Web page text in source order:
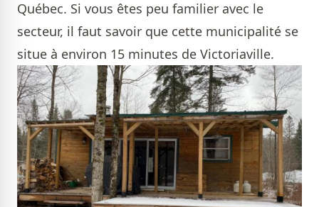
Québec. Si vous êtes peu familier avec le
secteur, il faut savoir que cette municipalité se
situe à environ 15 minutes de Victoriaville.